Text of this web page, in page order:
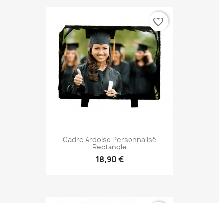
Cadre Ardoise Personnalisé
Rectangle
18,90 €
favorite_border